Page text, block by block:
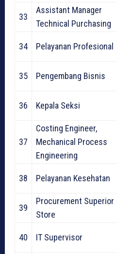
33
Assistant Manager
Technical Purchasing
34 Pelayanan Profesional
35 Pengembang Bisnis
36 Kepala Seksi
37
Costing Engineer,
Mechanical Process
Engineering
38 Pelayanan Kesehatan
39
Procurement Superior
Store
40 IT Supervisor